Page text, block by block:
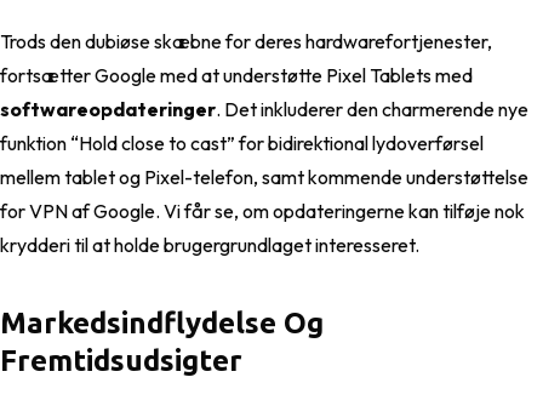
Trods den dubiøse skæbne for deres hardwarefortjenester,
fortsætter Google med at understøtte Pixel Tablets med
softwareopdateringer. Det inkluderer den charmerende nye
funktion “Hold close to cast” for bidirektional lydoverførsel
mellem tablet og Pixel-telefon, samt kommende understøttelse
for VPN af Google. Vi får se, om opdateringerne kan tilføje nok
krydderi til at holde brugergrundlaget interesseret.
Markedsindflydelse Og
Fremtidsudsigter